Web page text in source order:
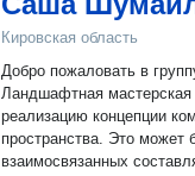
Кировская область
Добро пожаловать в группу
Ландшафтная мастерская
реализацию концепции
пространства. Это может
взаимосвязанных составляющих. Ландшафтное